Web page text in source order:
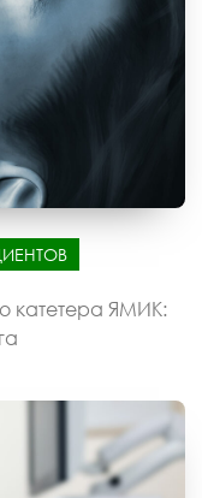
катетера ЯМИК: